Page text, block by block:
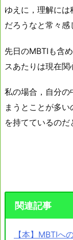
ゆえに，理解に
だろうなと常々感
先日のMBTIも含
スあたりは現在関
私の場合，自分の
まうとことが多
を持てているのだ
関連記事
【本】MBTIへ